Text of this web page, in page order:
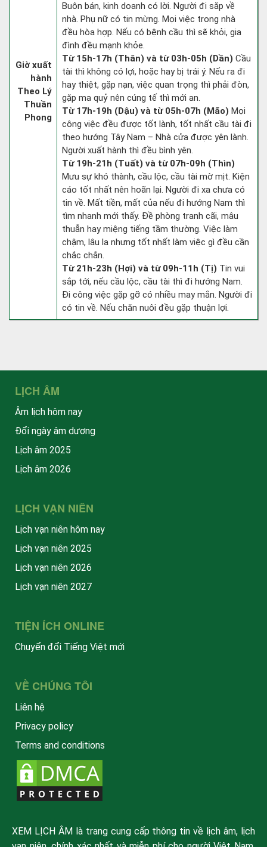
Giờ xuất
hành
Theo Lý
Thuần
Phong
Buôn bán, kinh doanh có lời. Người đi sắp về
nhà. Phụ nữ có tin mừng. Mọi việc trong nhà
đều hòa hợp. Nếu có bệnh cầu thì sẽ khỏi, gia
đình đều mạnh khỏe.
Từ 15h-17h (Thân) và từ 03h-05h (Dần) Cầu
tài thì không có lợi, hoặc hay bị trái ý. Nếu ra đi
hay thiệt, gặp nạn, việc quan trọng thì phải đòn,
gặp ma quỷ nên cúng tế thì mới an.
Từ 17h-19h (Dậu) và từ 05h-07h (Mão) Mọi
công việc đều được tốt lành, tốt nhất cầu tài đi
theo hướng Tây Nam – Nhà cửa được yên lành.
Người xuất hành thì đều bình yên.
Từ 19h-21h (Tuất) và từ 07h-09h (Thìn)
Mưu sự khó thành, cầu lộc, cầu tài mờ mịt. Kiện
cáo tốt nhất nên hoãn lại. Người đi xa chưa có
tin về. Mất tiền, mất của nếu đi hướng Nam thì
tìm nhanh mới thấy. Đề phòng tranh cãi, mâu
thuẫn hay miệng tiếng tầm thường. Việc làm
chậm, lâu la nhưng tốt nhất làm việc gì đều cần
chắc chắn.
Từ 21h-23h (Hợi) và từ 09h-11h (Tị) Tin vui
sắp tới, nếu cầu lộc, cầu tài thì đi hướng Nam.
Đi công việc gặp gỡ có nhiều may mắn. Người đi
có tin về. Nếu chăn nuôi đều gặp thuận lợi.
LỊCH ÂM
Âm lịch hôm nay
Đổi ngày âm dương
Lịch âm 2025
Lịch âm 2026
LỊCH VẠN NIÊN
Lịch vạn niên hôm nay
Lịch vạn niên 2025
Lịch vạn niên 2026
Lịch vạn niên 2027
TIỆN ÍCH ONLINE
Chuyển đổi Tiếng Việt mới
VỀ CHÚNG TÔI
Liên hệ
Privacy policy
Terms and conditions
XEM LỊCH ÂM là trang cung cấp thông tin về lịch âm, lịch